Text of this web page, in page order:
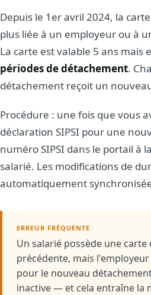
Depuis le 1er avril 2024, la
plus liée à un employeur ou à
La carte est valable 5 ans mais
périodes de détachement.
détachement reçoit un
Procédure : une fois que vous
déclaration SIPSI pour une
numéro SIPSI dans le portail à
salarié. Les modifications de
automatiquement
ERREUR FRÉQUENTE
Un salarié possède une
précédente, mais
pour le nouveau
inactive — et cela entraîne la